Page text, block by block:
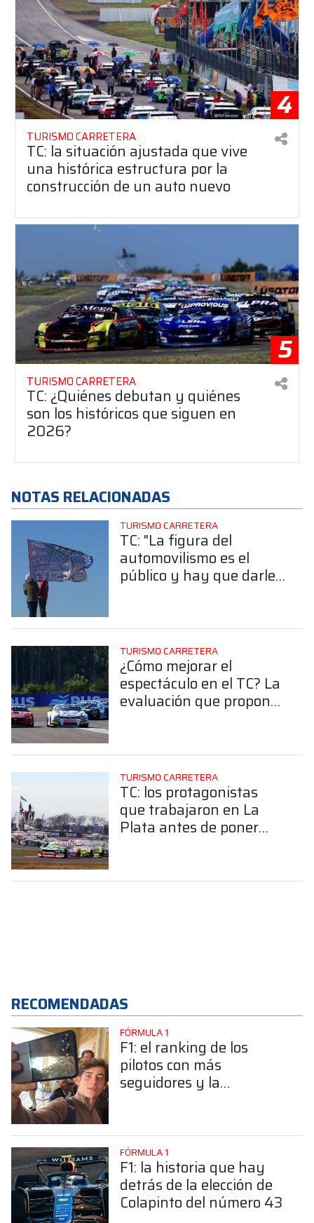
4
TURISMO CARRETERA
TC: la situación ajustada que vive
una histórica estructura por la
construcción de un auto nuevo
5
TURISMO CARRETERA
TC: ¿Quiénes debutan y quiénes
son los históricos que siguen en
2026?
NOTAS RELACIONADAS
TURISMO CARRETERA
TC: "La figura del
automovilismo es el
público y hay que darle
llamado de atención de
Kissling a los dirigentes
TURISMO CARRETERA
¿Cómo mejorar el
espectáculo en el TC? La
evaluación que propone
TURISMO CARRETERA
TC: los protagonistas
que trabajaron en La
Plata antes de poner
RECOMENDADAS
FÓRMULA 1
F1: el ranking de los
pilotos con más
seguidores y la
FÓRMULA 1
F1: la historia que hay
detrás de la elección de
Colapinto del número 43